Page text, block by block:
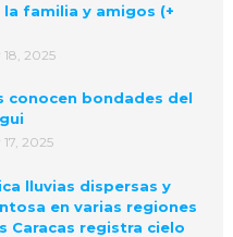
familia y amigos (+
18, 2025
conocen bondades del
17, 2025
lluvias dispersas y
en varias regiones
Caracas registra cielo